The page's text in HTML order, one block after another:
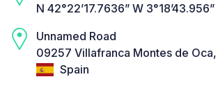
N 42°22’17.7636” W 3°18’43.956”
Unnamed Road
09257 Villafranca Montes de Oca,
Spain